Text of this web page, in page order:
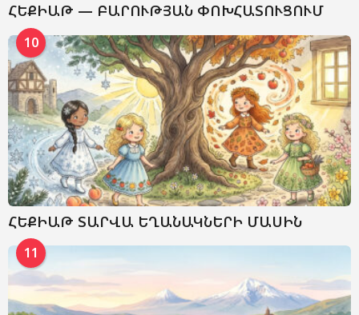
ՀԵՔԻԱԹ — ԲԱՐՈՒԹՅԱՆ ՓՈԽՀԱՏՈՒՑՈՒՄ
10
ՀԵՔԻԱԹ ՏԱՐՎԱ ԵՂԱՆԱԿՆԵՐԻ ՄԱՍԻՆ
11